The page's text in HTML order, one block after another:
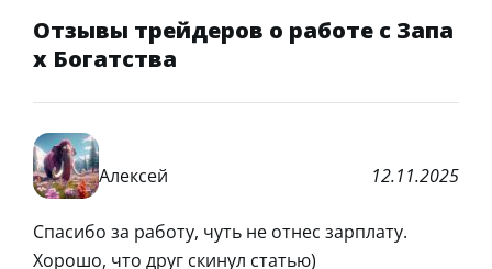
Отзывы трейдеров о работе с Запа
х Богатства
Алексей 12.11.2025
Спасибо за работу, чуть не отнес зарплату.
Хорошо, что друг скинул статью)